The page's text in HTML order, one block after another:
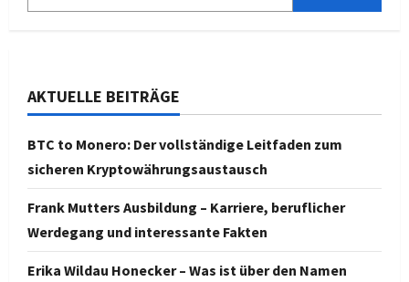
AKTUELLE BEITRÄGE
BTC to Monero: Der vollständige Leitfaden zum
sicheren Kryptowährungsaustausch
Frank Mutters Ausbildung – Karriere, beruflicher
Werdegang und interessante Fakten
Erika Wildau Honecker – Was ist über den Namen